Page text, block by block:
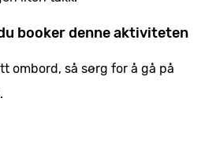
booker denne aktiviteten
ombord, så sørg for å gå på